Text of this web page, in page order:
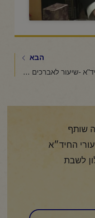
הבא
החיד"א -שיעור לאברכים פרשת "בהר -בחוקותי" – כ"ד אייר תשפ"ה
שותף
החיד״א
לשבת